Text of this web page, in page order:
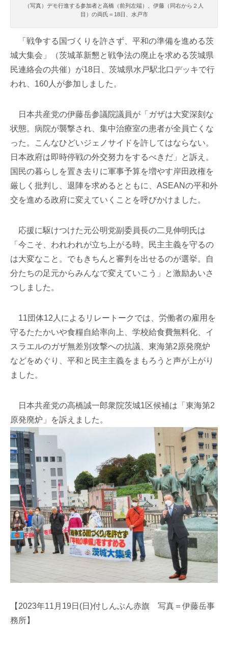
（写真）デモ行進する参加者と高橋（前列左端）、伊藤（同右から２人
目）の両氏＝18日、水戸市
「戦争する国づくりを許さず、平和の準備を進める茨
城大集会」（茨城革新懇と戦争法の廃止を求める茨城県
民連絡会の共催）が18日、茨城県水戸駅北口デッキで行
われ、160人が参加しました。
日本共産党の伊藤岳参議院議員が「ガザは大変深刻な
状態。病院が襲撃され、集中治療室の患者が全員亡くな
った。こんなひどいジェノサイドを許してはならない。
日本政府は即時停戦の外交努力をするべきだ」と訴え。
国民の暮らしを置き去りに軍事予算を増やす岸田政権を
厳しく批判し、退陣を求めるとともに、ASEANの平和外
交を進める政府に変えていくことを呼びかけました。
応援に駆けつけた元公明党副委員長の二見伸明氏は
「今こそ、われわれが立ち上がる時。民主主義を守るの
は大変なこと。でもきちんと審判を出せるのが選挙。自
分たちの足元からみんなで変えていこう」と激励あいさ
つしました。
11団体12人によるリレートークでは、労働者の雇用を
守るたたかいや食糧自給率向上、学校給食費無料化、イ
スラエルのガザ無差別攻撃への抗議、東海第2原発廃炉
などをめぐり、平和と民主主義をまもろうと声が上がり
ました。
日本共産党の高橋誠一郎衆院茨城1区候補は「東海第2
原発廃炉」を訴えました。
【2023年11月19日(日)付しんぶん赤旗 写真＝伊藤岳事
務所】